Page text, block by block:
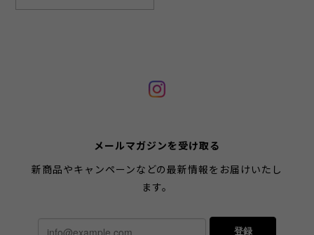
メールマガジンを受け取る
新商品やキャンペーンなどの最新情報をお届けいたし
ます。
登録